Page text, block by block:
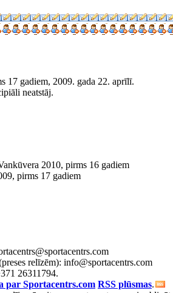
17 gadiem, 2009. gada 22. aprīlī.
neatstāj.
2010, pirms 16 gadiem
pirms 17 gadiem
relīzēm): info@sportacentrs.com
26311794.
par Sportacentrs.com RSS plūsmas.